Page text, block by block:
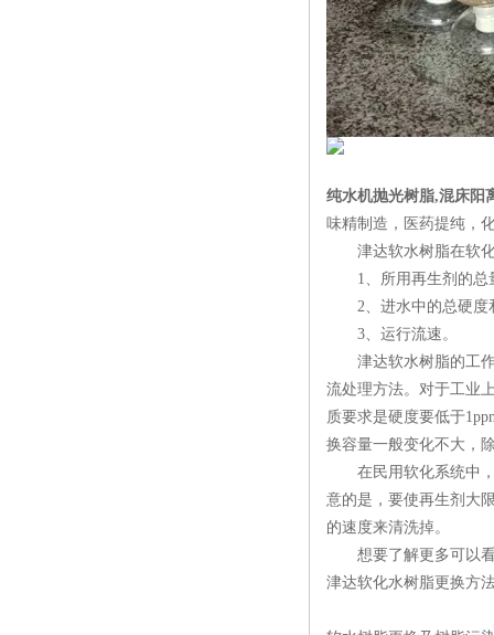
纯水机抛光树脂,混床阳
味精制造，医药提纯，
津达软水树脂在软化
1、所用再生剂的总
2、进水中的总硬度
3、运行流速。
津达软水树脂的工作
流处理方法。对于工业
质要求是硬度要低于
换容量一般变化不大，
在民用软化系统中，
意的是，要使再生剂大
的速度来清洗掉。
想要了解更多可以看
津达软化水树脂更换方